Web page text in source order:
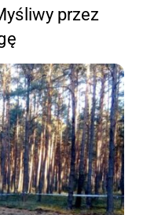
przez